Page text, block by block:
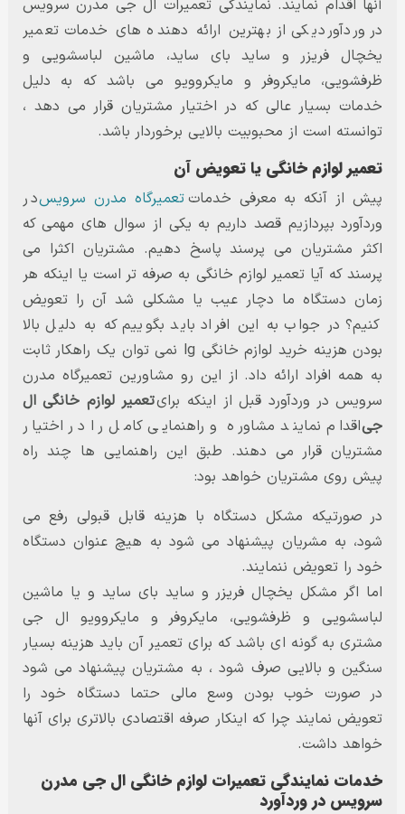
آنها اقدام نمایند. نمایندگی تعمیرات ال جی مدرن سرویس
در وردآورد یکی از بهترین ارائه دهنده های خدمات تعمیر
یخچال فریزر و ساید بای ساید، ماشین لباسشویی و
ظرفشویی، مایکروفر و مایکروویو می باشد که به دلیل
خدمات بسیار عالی که در اختیار مشتریان قرار می دهد ،
توانسته است از محبوبیت بالایی برخوردار باشد.
تعمیر لوازم خانگی یا تعویض آن
پیش از آنکه به معرفی خدماتتعمیرگاه مدرن سرویسدر
وردآورد بپردازیم قصد داریم به یکی از سوال های مهمی که
اکثر مشتریان می پرسند پاسخ دهیم. مشتریان اکثرا می
پرسند که آیا تعمیر لوازم خانگی به صرفه تر است یا اینکه هر
زمان دستگاه ما دچار عیب یا مشکلی شد آن را تعویض
کنیم؟ در جواب به این افراد باید بگوییم که به دلیل بالا
بودن هزینه خرید لوازم خانگی lg نمی توان یک راهکار ثابت
به همه افراد ارائه داد. از این رو مشاورین تعمیرگاه مدرن
سرویس در وردآورد قبل از اینکه برایتعمیر لوازم خانگی ال
جیاقدام نمایند مشاوره و راهنمایی کامل را در اختیار
مشتریان قرار می دهند. طبق این راهنمایی ها چند راه
پیش روی مشتریان خواهد بود:
در صورتیکه مشکل دستگاه با هزینه قابل قبولی رفع می
شود، به مشریان پیشنهاد می شود به هیچ عنوان دستگاه
خود را تعویض ننمایند.
اما اگر مشکل یخچال فریزر و ساید بای ساید و یا ماشین
لباسشویی و ظرفشویی، مایکروفر و مایکروویو ال جی
مشتری به گونه ای باشد که برای تعمیر آن باید هزینه بسیار
سنگین و بالایی صرف شود ، به مشتریان پیشنهاد می شود
در صورت خوب بودن وسع مالی حتما دستگاه خود را
تعویض نمایند چرا که اینکار صرفه اقتصادی بالاتری برای آنها
خواهد داشت.
خدمات نمایندگی تعمیرات لوازم خانگی ال جی مدرن
سرویس در وردآورد